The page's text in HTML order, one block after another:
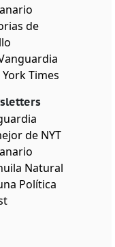
de
Times
de NYT
Natural
Política